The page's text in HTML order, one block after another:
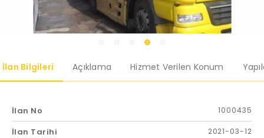
İlan Bilgileri Açıklama Hizmet Verilen Konum
İlan No 1000435
İlan Tarihi 2021-03-12